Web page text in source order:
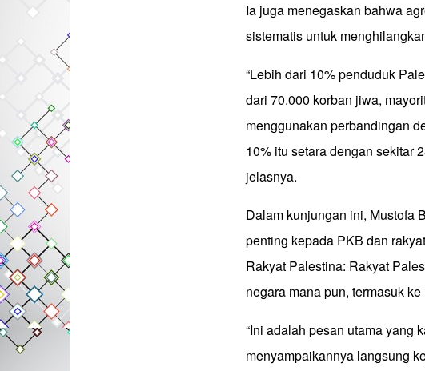
Ia juga menegaskan bahwa
sistematis untuk
“Lebih dari 10% penduduk
dari 70.000 korban jiwa,
menggunakan perbandingan
10% itu setara dengan sekitar
jelasnya.
Dalam kunjungan ini, Mustofa
penting kepada PKB dan
Rakyat Palestina: Rakyat
negara mana pun, termasuk
“Ini adalah pesan utama yang
menyampaikannya langsung